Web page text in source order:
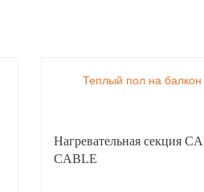
Теплый пол на балкон
Нагревательная секция
CABLE